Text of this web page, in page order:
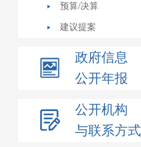
预算/决算
建议提案
政府信息
公开年报
公开机构
与联系方式